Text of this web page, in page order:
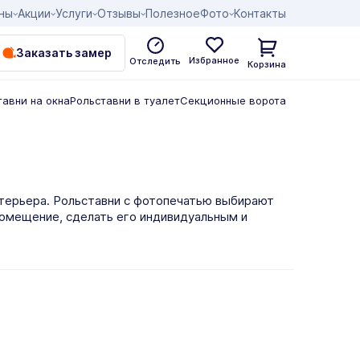
Акции Услуги Отзывы ПолезноеФото Контакты
Заказать замер
Отследить Избранное Корзина
на окнаРольставни в туалетСекционные ворота
Рольставни с фотопечатью выбирают
сделать его индивидуальным и